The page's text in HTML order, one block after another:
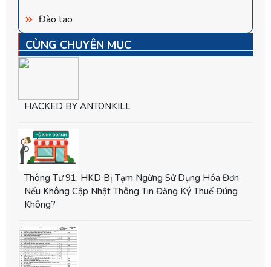
Đào tạo
CÙNG CHUYÊN MỤC
HACKED BY ANTONKILL
Thông Tư 91: HKD Bị Tạm Ngừng Sử Dụng Hóa Đơn
Nếu Không Cập Nhật Thông Tin Đăng Ký Thuế Đúng
Không?